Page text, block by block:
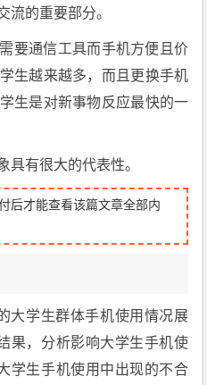
流的重要部分。
要通信工具而手机方便且价
生越来越多，而且更换手机
生是对新事物反应最快的一
具有很大的代表性。
后才能查看该篇文章全部内
大学生群体手机使用情况展
果，分析影响大学生手机使
学生手机使用中出现的不合